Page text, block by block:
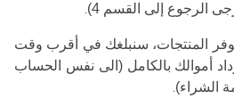
الرجوع إلى القسم 4)
.
المنتجات، سنبلغك في أقرب وقت
أموالك بالكامل (الى نفس الحساب
الشراء).